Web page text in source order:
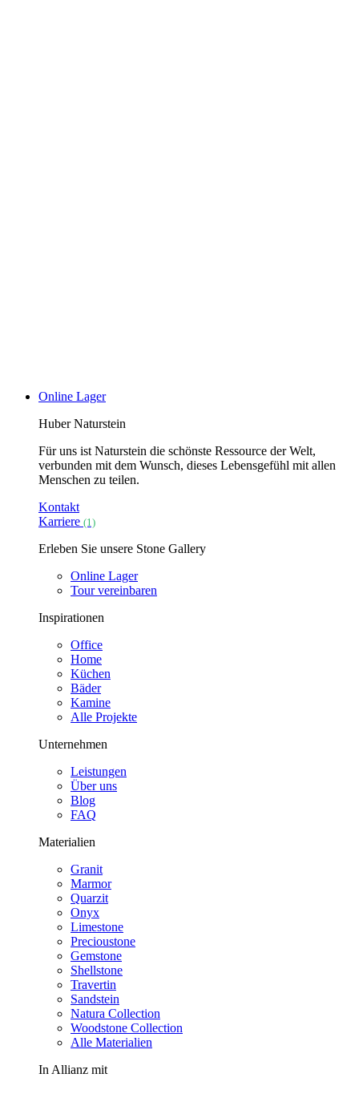
Online Lager
Huber Naturstein
Für uns ist Naturstein die schönste Ressource der Welt,
verbunden mit dem Wunsch, dieses Lebensgefühl mit allen
Menschen zu teilen.
Kontakt
Karriere (1)
Erleben Sie unsere Stone Gallery
Online Lager
Tour vereinbaren
Inspirationen
Office
Home
Küchen
Bäder
Kamine
Alle Projekte
Unternehmen
Leistungen
Über uns
Blog
FAQ
Materialien
Granit
Marmor
Quarzit
Onyx
Limestone
Precioustone
Gemstone
Shellstone
Travertin
Sandstein
Natura Collection
Woodstone Collection
Alle Materialien
In Allianz mit